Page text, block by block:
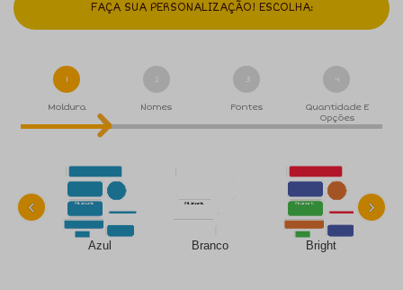
FAÇA SUA PERSONALIZAÇÃO! ESCOLHA:
1
Moldura
2
Nomes
3
Fontes
4
Quantidade E
Opções
Azul Branco Bright
‹ ›